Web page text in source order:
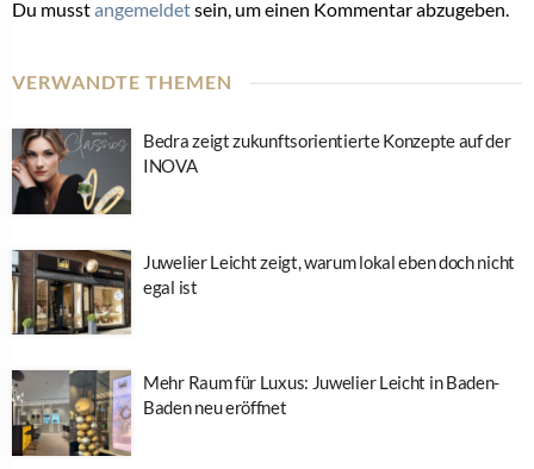
Du musstangemeldetsein, um einen Kommentar abzugeben.
VERWANDTE THEMEN
Bedra zeigt zukunftsorientierte Konzepte auf der
INOVA
Juwelier Leicht zeigt, warum lokal eben doch nicht
egal ist
Mehr Raum für Luxus: Juwelier Leicht in Baden-
Baden neu eröffnet